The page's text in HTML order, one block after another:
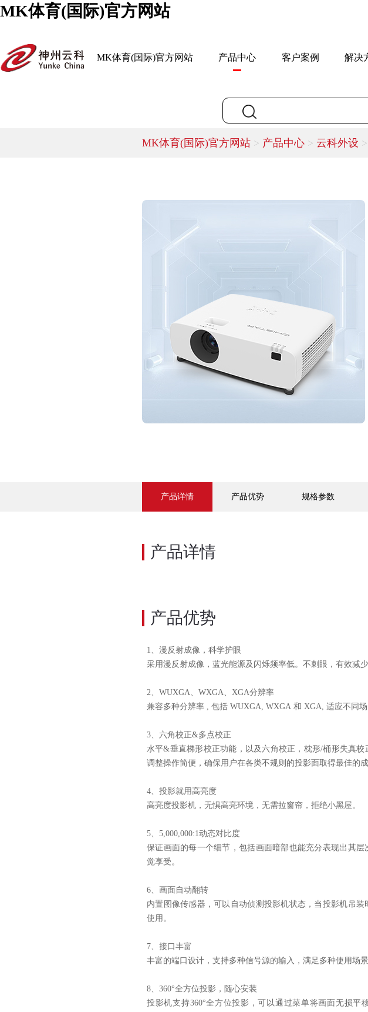
MK体育(国际)官方网站
MK体育(国际)官方网站 产品中心 客户案例 解决
MK体育(国际)官方网站> 产品中心> 云科外设 >
产品详情 产品优势 规格参数
产品详情
产品优势
1、漫反射成像，科学护眼
采用漫反射成像，蓝光能源及闪烁频率低。不刺眼，有效减少
2、 WUXGA、 WXGA、 XGA分辨率
兼容多种分辨率, 包括WUXGA, WXGA 和 XGA, 适应不同场
3、六角校正&多点校正
水平&垂直梯形校正功能，以及六角校正，枕形/桶形失真校
调整操作简便，确保用户在各类不规则的投影面取得最佳的成
4、投影就用高亮度
高亮度投影机，无惧高亮环境，无需拉窗帘，拒绝小黑屋。
5、 5,000,000:1动态对比度
保证画面的每一个细节，包括画面暗部也能充分表现出其
觉享受。
6、画面自动翻转
内置图像传感器，可以自动侦测投影机状态，当投影机吊
使用。
7、接口丰富
丰富的端口设计，支持多种信号源的输入，满足多种使用场景
8、 360°全方位投影，随心安装
投影机支持360°全方位投影，可以通过菜单将画面无损平